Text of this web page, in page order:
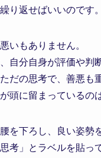
り返せばいいのです。
いもありません。
自分自身が評価や判
だの思考で、善悪も
頭に留まっているの
を下ろし、良い姿勢
考」とラベルを貼っ